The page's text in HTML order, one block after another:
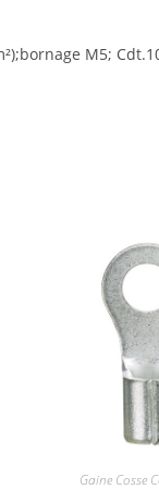
M5;
Gaine Cosse